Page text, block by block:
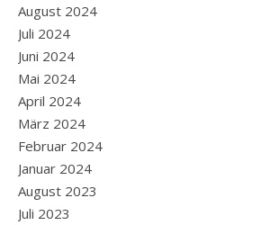
August 2024
Juli 2024
Juni 2024
Mai 2024
April 2024
März 2024
Februar 2024
Januar 2024
August 2023
Juli 2023